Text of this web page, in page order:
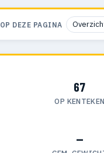
OP DEZE PAGINA
67
OP KENTEKEN
—